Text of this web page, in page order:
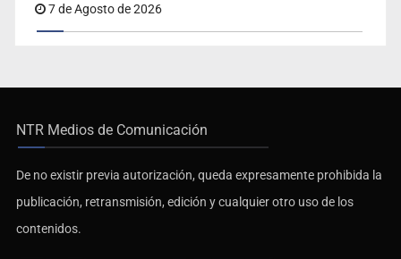
7 de Agosto de 2026
NTR Medios de Comunicación
De no existir previa autorización, queda expresamente prohibida la
publicación, retransmisión, edición y cualquier otro uso de los
contenidos.